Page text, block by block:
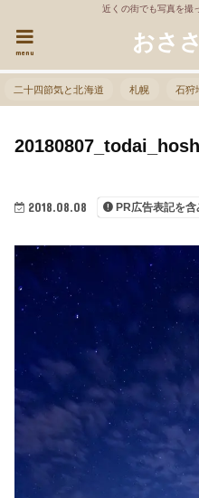
近くの街でも写真を撮
おさ
menu
二十四節気と北海道 札幌 石狩
2018.08.08 PR広告表記を含